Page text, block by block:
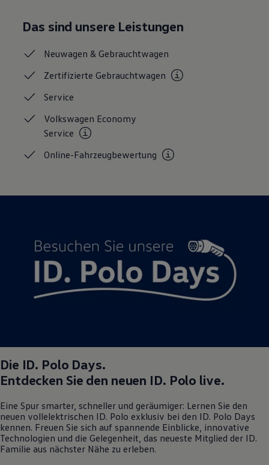
Lifestyle
Familie
Elektromobilität
Volkswagen R
Pannen- und Unfallhilfe
Volkswagen Kundenbetreuung
Das sind unsere Leistungen
Neuwagen &Gebrauchtwagen
ZertifizierteGebrauchtwagen
Service
Volkswagen Economy
Service
Online-Fahrzeugbewertung
Die ID. Polo Days.
Entdecken Sie den neuen ID. Polo live.
Eine Spur smarter, schneller und geräumiger: Lernen Sie den
neuen vollelektrischen ID. Polo exklusiv bei den ID. Polo Days
kennen. Freuen Sie sich auf spannende Einblicke, innovative
Technologien und die Gelegenheit, das neueste Mitglied der ID.
Familie aus nächster Nähe zu erleben.